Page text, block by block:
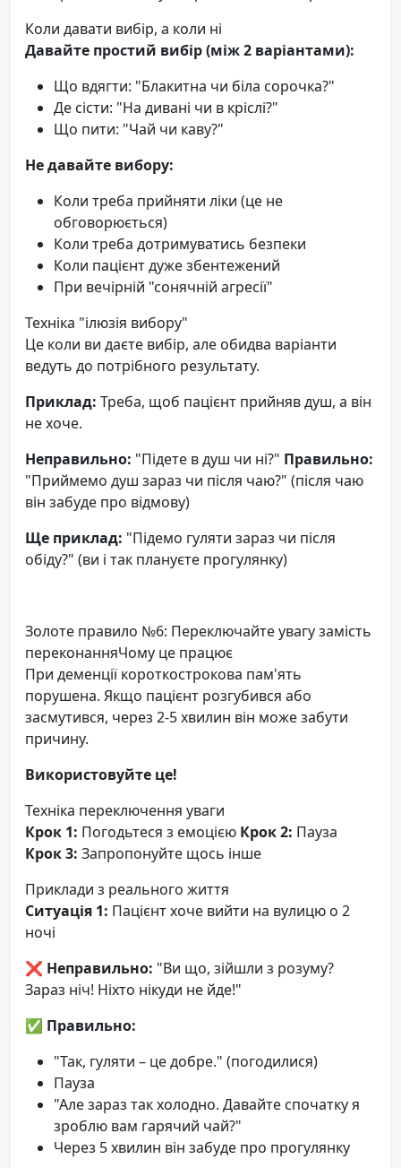
Коли давати вибір, а коли ні
Давайте простий вибір (між 2 варіантами):
Що вдягти: "Блакитна чи біла сорочка?"
Де сісти: "На дивані чи в кріслі?"
Що пити: "Чай чи каву?"
Не давайте вибору:
Коли треба прийняти ліки (це не
обговорюється)
Коли треба дотримуватись безпеки
Коли пацієнт дуже збентежений
При вечірній "сонячній агресії"
Техніка "ілюзія вибору"
Це коли ви даєте вибір, але обидва варіанти
ведуть до потрібного результату.
Приклад: Треба, щоб пацієнт прийняв душ, а він
не хоче.
Неправильно: "Підете в душ чи ні?" Правильно:
"Приймемо душ зараз чи після чаю?" (після чаю
він забуде про відмову)
Ще приклад: "Підемо гуляти зараз чи після
обіду?" (ви і так плануєте прогулянку)
Золоте правило №6: Переключайте увагу замість
переконанняЧому це працює
При деменції короткострокова пам'ять
порушена. Якщо пацієнт розгубився або
засмутився, через 2-5 хвилин він може забути
причину.
Використовуйте це!
Техніка переключення уваги
Крок 1: Погодьтеся з емоцією Крок 2: Пауза
Крок 3: Запропонуйте щось інше
Приклади з реального життя
Ситуація 1: Пацієнт хоче вийти на вулицю о 2
ночі
❌ Неправильно: "Ви що, зійшли з розуму?
Зараз ніч! Ніхто нікуди не йде!"
✅ Правильно:
"Так, гуляти – це добре." (погодилися)
Пауза
"Але зараз так холодно. Давайте спочатку я
зроблю вам гарячий чай?"
Через 5 хвилин він забуде про прогулянку